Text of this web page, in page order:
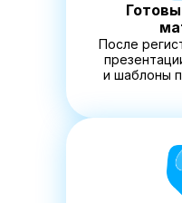
После
и шаблоны